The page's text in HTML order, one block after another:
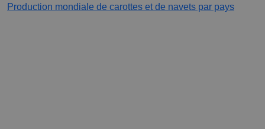
Production mondiale de carottes et de navets par pays